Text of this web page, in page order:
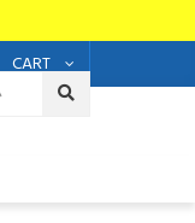
CART